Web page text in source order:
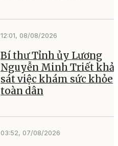
12:01, 08/08/2026
Bí thư Tỉnh ủy Lương
Nguyễn Minh Triết
sát việc khám sức khỏe
toàn dân
03:52, 07/08/2026